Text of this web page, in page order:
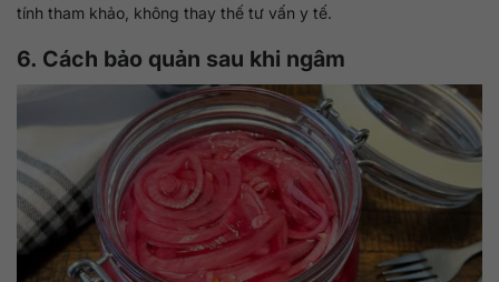
tính tham khảo, không thay thế tư vấn y tế.
6. Cách bảo quản sau khi ngâm